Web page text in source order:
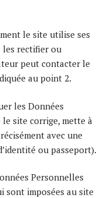
le site utilise ses
les rectifier ou
peut contacter le
au point 2.
les Données
site corrige, mette à
avec une
ou passeport).
Personnelles
sont imposées au site